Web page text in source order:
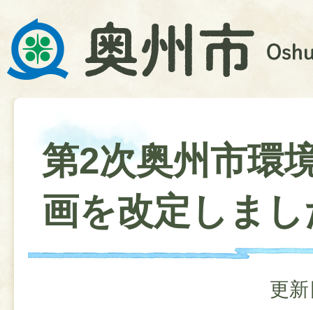
第2次奥州市環
画を改定しまし
更